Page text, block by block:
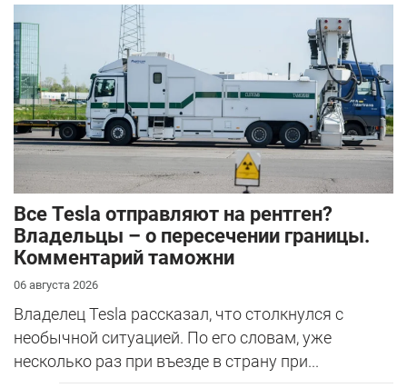
Все Tesla отправляют на рентген?
Владельцы – о пересечении границы.
Комментарий таможни
06 августа 2026
Владелец Tesla рассказал, что столкнулся с
необычной ситуацией. По его словам, уже
несколько раз при въезде в страну при...